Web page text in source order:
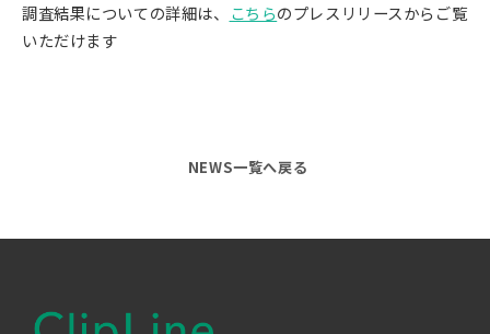
調査結果についての詳細は、 こちらのプレスリリースからご覧
いただけます
NEWS一覧へ戻る